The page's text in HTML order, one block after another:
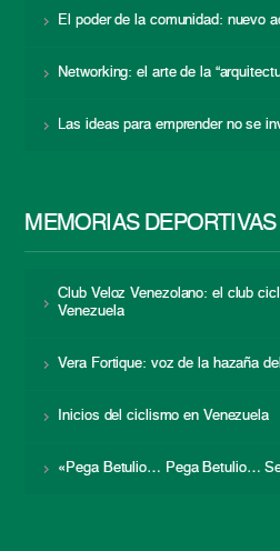
El poder de la comunidad: nuevo
Networking: el arte de la
Las ideas para emprender no se
MEMORIAS DEPORTIVAS
Club Veloz Venezolano: el club
Venezuela
Vera Fortique: voz de la hazaña
Inicios del ciclismo en Venezuela
«Pega Betulio… Pega Betulio…